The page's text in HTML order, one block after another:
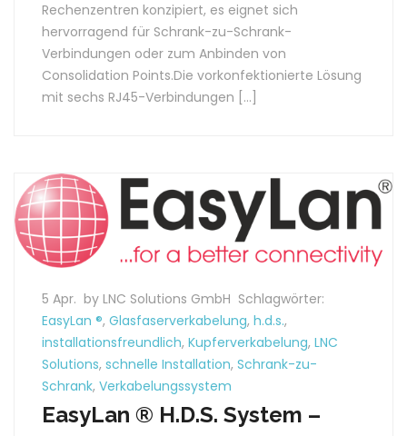
Rechenzentren konzipiert, es eignet sich
hervorragend für Schrank-zu-Schrank-
Verbindungen oder zum Anbinden von
Consolidation Points.Die vorkonfektionierte Lösung
mit sechs RJ45-Verbindungen […]
5 Apr. by LNC Solutions GmbH Schlagwörter:
EasyLan ®, Glasfaserverkabelung, h.d.s.,
installationsfreundlich, Kupferverkabelung, LNC
Solutions, schnelle Installation, Schrank-zu-
Schrank, Verkabelungssystem
EasyLan ® H.D.S. System –